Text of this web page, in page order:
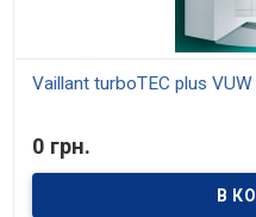
Vaillant turboTEC plus
Модели мощностью 20, 25, 29,
Отопление и приготовление
горелка, диапазон мощности
управление температурой
0 грн.